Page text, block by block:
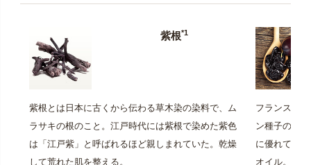
紫根*1
紫根とは日本に古くから伝わる草木染の染料で、ム
ラサキの根のこと。江戸時代には紫根で染めた紫色
は「江戸紫」と呼ばれるほど親しまれていた。乾燥
して荒れた肌を整える。
フランスの
ン種子の珍
に優れてい
オイル。